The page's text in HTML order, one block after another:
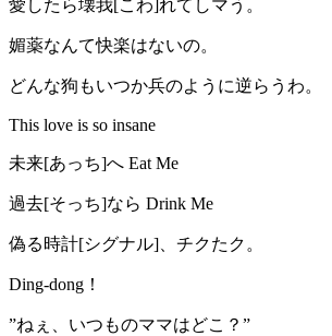
愛したら壊我[こわ]れてしマう。
媚薬なんて快楽はないの。
どんな狗もいつか兵のように逆らうわ。
This love is so insane
未来[あっち]へ Eat Me
過去[そっち]なら Drink Me
偽る時計[シグナル]、チクたク。
Ding-dong！
”ねぇ、いつものママはどこ？”